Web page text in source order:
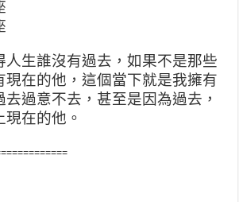
人生誰沒有過去，如果不是那些
現在的他，這個當下就是我擁有
過意不去，甚至是因為過去，
在的他。